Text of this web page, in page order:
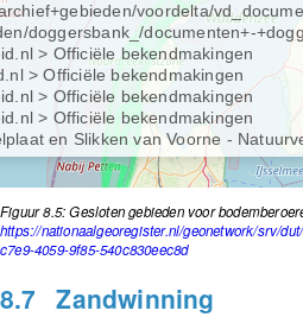
voordelta/
doggersbank_/documenten+-
> Officiële bekendmakingen
> Officiële bekendmakingen
> Officiële bekendmakingen
> Officiële bekendmakingen
en Slikken van Voorne -
Figuur 8.5: Gesloten gebieden voor
https://nationaalgeoregister.nl/geonetwork/srv/
c7e9-4059-9f85-540c830eec8d
8.7 Zandwinning